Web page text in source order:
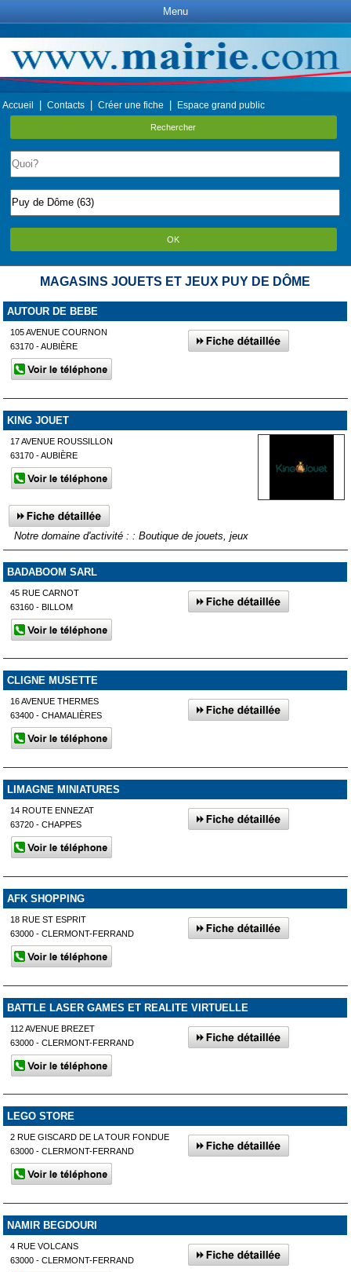
Menu
Accueil Contacts Créer une fiche Espace grand public
Rechercher
OK
MAGASINS JOUETS ET JEUX PUY DE DÔME
AUTOUR DE BEBE
105 AVENUE COURNON
63170 - AUBIÈRE
KING JOUET
17 AVENUE ROUSSILLON
63170 - AUBIÈRE
Notre domaine d'activité : : Boutique de jouets, jeux
BADABOOM SARL
45 RUE CARNOT
63160 - BILLOM
CLIGNE MUSETTE
16 AVENUE THERMES
63400 - CHAMALIÈRES
LIMAGNE MINIATURES
14 ROUTE ENNEZAT
63720 - CHAPPES
AFK SHOPPING
18 RUE ST ESPRIT
63000 - CLERMONT-FERRAND
BATTLE LASER GAMES ET REALITE VIRTUELLE
112 AVENUE BREZET
63000 - CLERMONT-FERRAND
LEGO STORE
2 RUE GISCARD DE LA TOUR FONDUE
63000 - CLERMONT-FERRAND
NAMIR BEGDOURI
4 RUE VOLCANS
63000 - CLERMONT-FERRAND